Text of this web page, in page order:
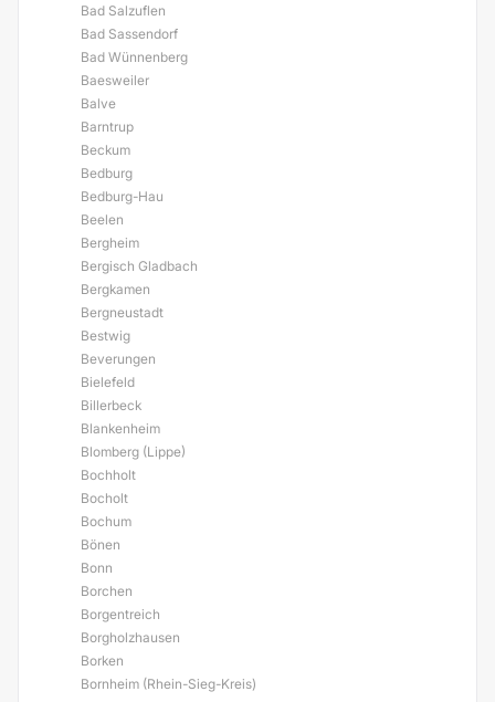
Bad Salzuflen
Bad Sassendorf
Bad Wünnenberg
Baesweiler
Balve
Barntrup
Beckum
Bedburg
Bedburg-Hau
Beelen
Bergheim
Bergisch Gladbach
Bergkamen
Bergneustadt
Bestwig
Beverungen
Bielefeld
Billerbeck
Blankenheim
Blomberg (Lippe)
Bochholt
Bocholt
Bochum
Bönen
Bonn
Borchen
Borgentreich
Borgholzhausen
Borken
Bornheim (Rhein-Sieg-Kreis)